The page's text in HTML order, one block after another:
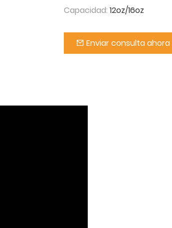
Capacidad: 12oz/16oz
Enviar consulta ahora